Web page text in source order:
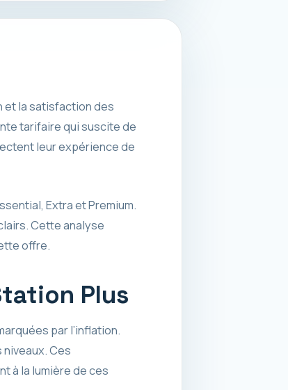
et la satisfaction des
tarifaire qui suscite de
leur expérience de
Extra et Premium.
Cette analyse
offre.
Plus
par l’inflation.
Ces
à la lumière de ces